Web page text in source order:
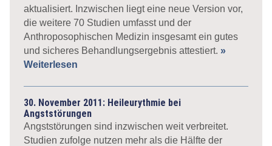
aktualisiert. Inzwischen liegt eine neue Version vor,
die weitere 70 Studien umfasst und der
Anthroposophischen Medizin insgesamt ein gutes
und sicheres Behandlungsergebnis attestiert. »
Weiterlesen
30. November 2011: Heileurythmie bei
Angststörungen
Angststörungen sind inzwischen weit verbreitet.
Studien zufolge nutzen mehr als die Hälfte der